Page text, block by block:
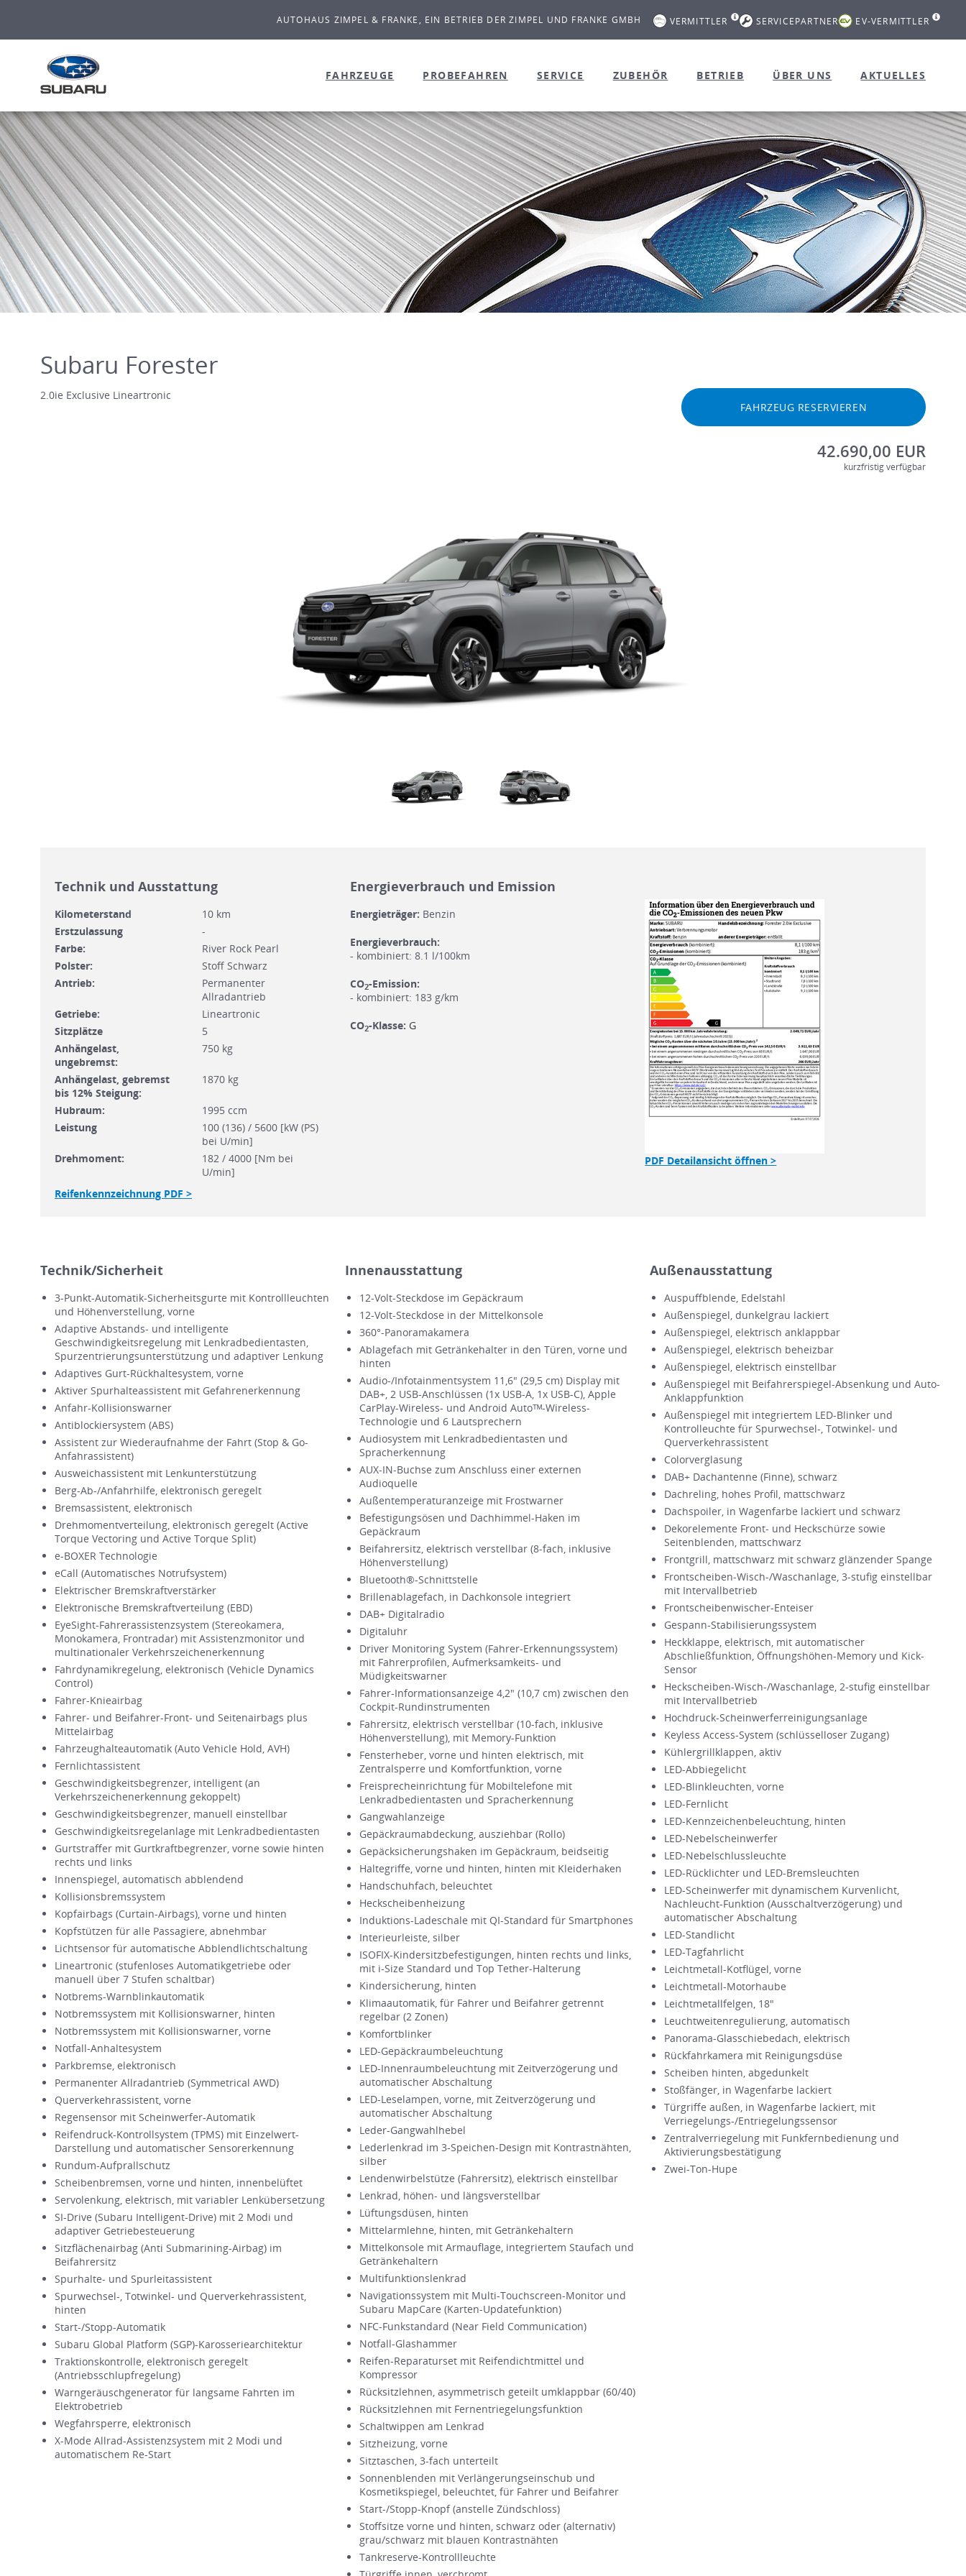
AUTOHAUS ZIMPEL & FRANKE, EIN BETRIEB DER ZIMPEL UND FRANKE GMBH VERMITTLER SERVICEPARTNER EV-VERMITTLER
FAHRZEUGE PROBEFAHREN SERVICE ZUBEHÖR BETRIEB ÜBER UNS AKTUELLES
Subaru Forester
2.0ie Exclusive Lineartronic
FAHRZEUG RESERVIEREN
42.690,00 EUR
kurzfristig verfügbar
Technik und Ausstattung
Kilometerstand
10 km
Erstzulassung
-
Farbe:
River Rock Pearl
Polster:
Stoff Schwarz
Antrieb:
Permanenter
Allradantrieb
Getriebe:
Lineartronic
Sitzplätze
5
Anhängelast,
ungebremst:
750 kg
Anhängelast, gebremst
bis 12% Steigung:
1870 kg
Hubraum:
1995 ccm
Leistung
100 (136) / 5600 [kW (PS)
bei U/min]
Drehmoment:
182 / 4000 [Nm bei
U/min]
Reifenkennzeichnung PDF >
Energieverbrauch und Emission
Energieträger: Benzin
Energieverbrauch:
- kombiniert: 8.1 l/100km
CO2-Emission:
- kombiniert: 183 g/km
CO2-Klasse: G
PDF Detailansicht öffnen >
Technik/Sicherheit
3-Punkt-Automatik-Sicherheitsgurte mit Kontrollleuchten
und Höhenverstellung, vorne
Adaptive Abstands- und intelligente
Geschwindigkeitsregelung mit Lenkradbedientasten,
Spurzentrierungsunterstützung und adaptiver Lenkung
Adaptives Gurt-Rückhaltesystem, vorne
Aktiver Spurhalteassistent mit Gefahrenerkennung
Anfahr-Kollisionswarner
Antiblockiersystem (ABS)
Assistent zur Wiederaufnahme der Fahrt (Stop & Go-
Anfahrassistent)
Ausweichassistent mit Lenkunterstützung
Berg-Ab-/Anfahrhilfe, elektronisch geregelt
Bremsassistent, elektronisch
Drehmomentverteilung, elektronisch geregelt (Active
Torque Vectoring und Active Torque Split)
e-BOXER Technologie
eCall (Automatisches Notrufsystem)
Elektrischer Bremskraftverstärker
Elektronische Bremskraftverteilung (EBD)
EyeSight-Fahrerassistenzsystem (Stereokamera,
Monokamera, Frontradar) mit Assistenzmonitor und
multinationaler Verkehrszeichenerkennung
Fahrdynamikregelung, elektronisch (Vehicle Dynamics
Control)
Fahrer-Knieairbag
Fahrer- und Beifahrer-Front- und Seitenairbags plus
Mittelairbag
Fahrzeughalteautomatik (Auto Vehicle Hold, AVH)
Fernlichtassistent
Geschwindigkeitsbegrenzer, intelligent (an
Verkehrszeichenerkennung gekoppelt)
Geschwindigkeitsbegrenzer, manuell einstellbar
Geschwindigkeitsregelanlage mit Lenkradbedientasten
Gurtstraffer mit Gurtkraftbegrenzer, vorne sowie hinten
rechts und links
Innenspiegel, automatisch abblendend
Kollisionsbremssystem
Kopfairbags (Curtain-Airbags), vorne und hinten
Kopfstützen für alle Passagiere, abnehmbar
Lichtsensor für automatische Abblendlichtschaltung
Lineartronic (stufenloses Automatikgetriebe oder
manuell über 7 Stufen schaltbar)
Notbrems-Warnblinkautomatik
Notbremssystem mit Kollisionswarner, hinten
Notbremssystem mit Kollisionswarner, vorne
Notfall-Anhaltesystem
Parkbremse, elektronisch
Permanenter Allradantrieb (Symmetrical AWD)
Querverkehrassistent, vorne
Regensensor mit Scheinwerfer-Automatik
Reifendruck-Kontrollsystem (TPMS) mit Einzelwert-
Darstellung und automatischer Sensorerkennung
Rundum-Aufprallschutz
Scheibenbremsen, vorne und hinten, innenbelüftet
Servolenkung, elektrisch, mit variabler Lenkübersetzung
SI-Drive (Subaru Intelligent-Drive) mit 2 Modi und
adaptiver Getriebesteuerung
Sitzflächenairbag (Anti Submarining-Airbag) im
Beifahrersitz
Spurhalte- und Spurleitassistent
Spurwechsel-, Totwinkel- und Querverkehrassistent,
hinten
Start-/Stopp-Automatik
Subaru Global Platform (SGP)-Karosseriearchitektur
Traktionskontrolle, elektronisch geregelt
(Antriebsschlupfregelung)
Warngeräuschgenerator für langsame Fahrten im
Elektrobetrieb
Wegfahrsperre, elektronisch
X-Mode Allrad-Assistenzsystem mit 2 Modi und
automatischem Re-Start
Innenausstattung
12-Volt-Steckdose im Gepäckraum
12-Volt-Steckdose in der Mittelkonsole
360°-Panoramakamera
Ablagefach mit Getränkehalter in den Türen, vorne und
hinten
Audio-/Infotainmentsystem 11,6" (29,5 cm) Display mit
DAB+, 2 USB-Anschlüssen (1x USB-A, 1x USB-C), Apple
CarPlay-Wireless- und Android Autoᵀᴹ-Wireless-
Technologie und 6 Lautsprechern
Audiosystem mit Lenkradbedientasten und
Spracherkennung
AUX-IN-Buchse zum Anschluss einer externen
Audioquelle
Außentemperaturanzeige mit Frostwarner
Befestigungsösen und Dachhimmel-Haken im
Gepäckraum
Beifahrersitz, elektrisch verstellbar (8-fach, inklusive
Höhenverstellung)
Bluetooth®-Schnittstelle
Brillenablagefach, in Dachkonsole integriert
DAB+ Digitalradio
Digitaluhr
Driver Monitoring System (Fahrer-Erkennungssystem)
mit Fahrerprofilen, Aufmerksamkeits- und
Müdigkeitswarner
Fahrer-Informationsanzeige 4,2" (10,7 cm) zwischen den
Cockpit-Rundinstrumenten
Fahrersitz, elektrisch verstellbar (10-fach, inklusive
Höhenverstellung), mit Memory-Funktion
Fensterheber, vorne und hinten elektrisch, mit
Zentralsperre und Komfortfunktion, vorne
Freisprecheinrichtung für Mobiltelefone mit
Lenkradbedientasten und Spracherkennung
Gangwahlanzeige
Gepäckraumabdeckung, ausziehbar (Rollo)
Gepäcksicherungshaken im Gepäckraum, beidseitig
Haltegriffe, vorne und hinten, hinten mit Kleiderhaken
Handschuhfach, beleuchtet
Heckscheibenheizung
Induktions-Ladeschale mit QI-Standard für Smartphones
Interieurleiste, silber
ISOFIX-Kindersitzbefestigungen, hinten rechts und links,
mit i-Size Standard und Top Tether-Halterung
Kindersicherung, hinten
Klimaautomatik, für Fahrer und Beifahrer getrennt
regelbar (2 Zonen)
Komfortblinker
LED-Gepäckraumbeleuchtung
LED-Innenraumbeleuchtung mit Zeitverzögerung und
automatischer Abschaltung
LED-Leselampen, vorne, mit Zeitverzögerung und
automatischer Abschaltung
Leder-Gangwahlhebel
Lederlenkrad im 3-Speichen-Design mit Kontrastnähten,
silber
Lendenwirbelstütze (Fahrersitz), elektrisch einstellbar
Lenkrad, höhen- und längsverstellbar
Lüftungsdüsen, hinten
Mittelarmlehne, hinten, mit Getränkehaltern
Mittelkonsole mit Armauflage, integriertem Staufach und
Getränkehaltern
Multifunktionslenkrad
Navigationssystem mit Multi-Touchscreen-Monitor und
Subaru MapCare (Karten-Updatefunktion)
NFC-Funkstandard (Near Field Communication)
Notfall-Glashammer
Reifen-Reparaturset mit Reifendichtmittel und
Kompressor
Rücksitzlehnen, asymmetrisch geteilt umklappbar (60/40)
Rücksitzlehnen mit Fernentriegelungsfunktion
Schaltwippen am Lenkrad
Sitzheizung, vorne
Sitztaschen, 3-fach unterteilt
Sonnenblenden mit Verlängerungseinschub und
Kosmetikspiegel, beleuchtet, für Fahrer und Beifahrer
Start-/Stopp-Knopf (anstelle Zündschloss)
Stoffsitze vorne und hinten, schwarz oder (alternativ)
grau/schwarz mit blauen Kontrastnähten
Tankreserve-Kontrollleuchte
Außenausstattung
Auspuffblende, Edelstahl
Außenspiegel, dunkelgrau lackiert
Außenspiegel, elektrisch anklappbar
Außenspiegel, elektrisch beheizbar
Außenspiegel, elektrisch einstellbar
Außenspiegel mit Beifahrerspiegel-Absenkung und Auto-
Anklappfunktion
Außenspiegel mit integriertem LED-Blinker und
Kontrolleuchte für Spurwechsel-, Totwinkel- und
Querverkehrassistent
Colorverglasung
DAB+ Dachantenne (Finne), schwarz
Dachreling, hohes Profil, mattschwarz
Dachspoiler, in Wagenfarbe lackiert und schwarz
Dekorelemente Front- und Heckschürze sowie
Seitenblenden, mattschwarz
Frontgrill, mattschwarz mit schwarz glänzender Spange
Frontscheiben-Wisch-/Waschanlage, 3-stufig einstellbar
mit Intervallbetrieb
Frontscheibenwischer-Enteiser
Gespann-Stabilisierungssystem
Heckklappe, elektrisch, mit automatischer
Abschließfunktion, Öffnungshöhen-Memory und Kick-
Sensor
Heckscheiben-Wisch-/Waschanlage, 2-stufig einstellbar
mit Intervallbetrieb
Hochdruck-Scheinwerferreinigungsanlage
Keyless Access-System (schlüsselloser Zugang)
Kühlergrillklappen, aktiv
LED-Abbiegelicht
LED-Blinkleuchten, vorne
LED-Fernlicht
LED-Kennzeichenbeleuchtung, hinten
LED-Nebelscheinwerfer
LED-Nebelschlussleuchte
LED-Rücklichter und LED-Bremsleuchten
LED-Scheinwerfer mit dynamischem Kurvenlicht,
Nachleucht-Funktion (Ausschaltverzögerung) und
automatischer Abschaltung
LED-Standlicht
LED-Tagfahrlicht
Leichtmetall-Kotflügel, vorne
Leichtmetall-Motorhaube
Leichtmetallfelgen, 18"
Leuchtweitenregulierung, automatisch
Panorama-Glasschiebedach, elektrisch
Rückfahrkamera mit Reinigungsdüse
Scheiben hinten, abgedunkelt
Stoßfänger, in Wagenfarbe lackiert
Türgriffe außen, in Wagenfarbe lackiert, mit
Verriegelungs-/Entriegelungssensor
Zentralverriegelung mit Funkfernbedienung und
Aktivierungsbestätigung
Zwei-Ton-Hupe